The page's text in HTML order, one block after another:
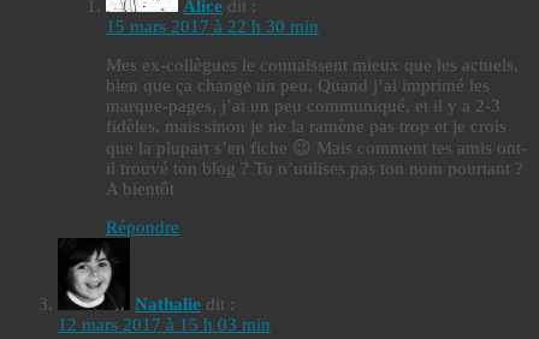
Alice dit :
15 mars 2017 à 22 h 30 min
Mes ex-collègues le connaissent mieux que les actuels,
bien que ça change un peu. Quand j’ai imprimé les
marque-pages, j’ai un peu communiqué, et il y a 2-3
fidèles, mais sinon je ne la ramène pas trop et je crois
que la plupart s’en fiche 😉 Mais comment tes amis ont-
il trouvé ton blog ? Tu n’utilises pas ton nom pourtant ?
A bientôt
Répondre
Nathalie dit :
12 mars 2017 à 15 h 03 min